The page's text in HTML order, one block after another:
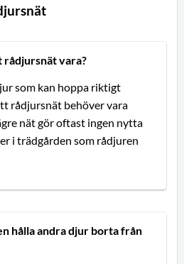
vara?
som kan hoppa riktigt
rådjursnät behöver vara
nät gör oftast ingen nytta
i trädgården som rådjuren
hålla andra djur borta från